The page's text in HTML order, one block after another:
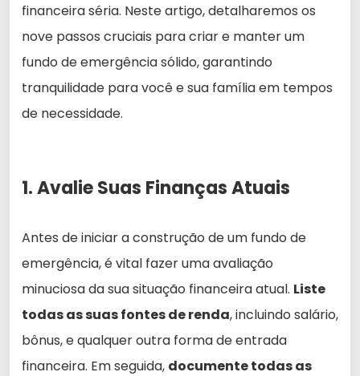
financeira séria. Neste artigo, detalharemos os
nove passos cruciais para criar e manter um
fundo de emergência sólido, garantindo
tranquilidade para você e sua família em tempos
de necessidade.
1. Avalie Suas Finanças Atuais
Antes de iniciar a construção de um fundo de
emergência, é vital fazer uma avaliação
minuciosa da sua situação financeira atual. Liste
todas as suas fontes de renda, incluindo salário,
bônus, e qualquer outra forma de entrada
financeira. Em seguida, documente todas as